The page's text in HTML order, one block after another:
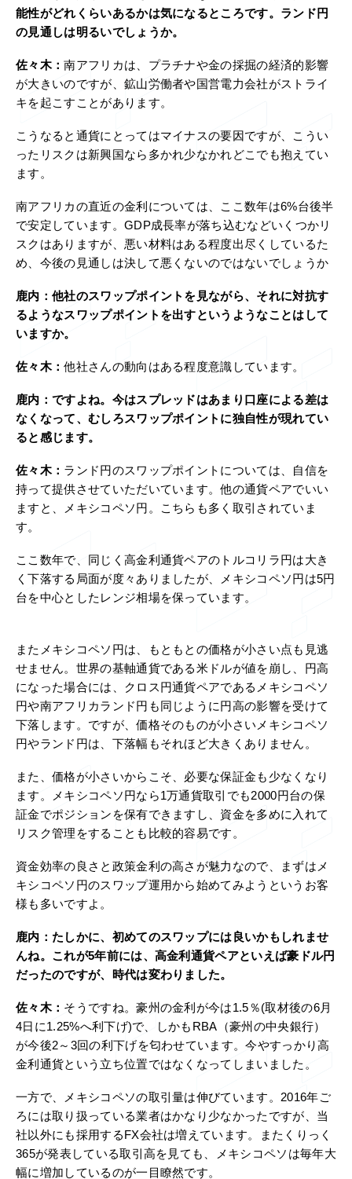
能性がどれくらいあるかは気になるところです。ランド円
の見通しは明るいでしょうか。
佐々木：南アフリカは、プラチナや金の採掘の経済的影響
が大きいのですが、鉱山労働者や国営電力会社がストライ
キを起こすことがあります。
こうなると通貨にとってはマイナスの要因ですが、こうい
ったリスクは新興国なら多かれ少なかれどこでも抱えてい
ます。
南アフリカの直近の金利については、ここ数年は6%台後半
で安定しています。GDP成長率が落ち込むなどいくつかリ
スクはありますが、悪い材料はある程度出尽くしているた
め、今後の見通しは決して悪くないのではないでしょうか
鹿内： 他社のスワップポイントを見ながら、それに対抗す
るようなスワップポイントを出すというようなことはして
いますか。
佐々木：他社さんの動向はある程度意識しています。
鹿内： ですよね。今はスプレッドはあまり口座による差は
なくなって、むしろスワップポイントに独自性が現れてい
ると感じます。
佐々木： ランド円のスワップポイントについては、自信を
持って提供させていただいています。他の通貨ペアでいい
ますと、メキシコペソ円。こちらも多く取引されていま
す。
ここ数年で、同じく高金利通貨ペアのトルコリラ円は大き
く下落する局面が度々ありましたが、メキシコペソ円は5円
台を中心としたレンジ相場を保っています。
またメキシコペソ円は、もともとの価格が小さい点も見逃
せません。世界の基軸通貨である米ドルが値を崩し、円高
になった場合には、クロス円通貨ペアであるメキシコペソ
円や南アフリカランド円も同じように円高の影響を受けて
下落します。ですが、価格そのものが小さいメキシコペソ
円やランド円は、下落幅もそれほど大きくありません。
また、価格が小さいからこそ、必要な保証金も少なくなり
ます。メキシコペソ円なら1万通貨取引でも2000円台の保
証金でポジションを保有できますし、資金を多めに入れて
リスク管理をすることも比較的容易です。
資金効率の良さと政策金利の高さが魅力なので、まずはメ
キシコペソ円のスワップ運用から始めてみようというお客
様も多いですよ。
鹿内： たしかに、初めてのスワップには良いかもしれませ
んね。これが5年前には、高金利通貨ペアといえば豪ドル円
だったのですが、時代は変わりました。
佐々木： そうですね。豪州の金利が今は1.5％(取材後の6月
4日に1.25%へ利下げ)で、しかもRBA（豪州の中央銀行）
が今後2～3回の利下げを匂わせています。今やすっかり高
金利通貨という立ち位置ではなくなってしまいました。
一方で、メキシコペソの取引量は伸びています。2016年ご
ろには取り扱っている業者はかなり少なかったですが、当
社以外にも採用するFX会社は増えています。またくりっく
365が発表している取引高を見ても、メキシコペソは毎年大
幅に増加しているのが一目瞭然です。